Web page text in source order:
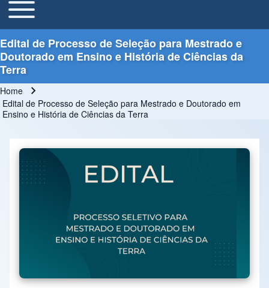
Main Menu
Toggle main menu
Edital de Processo de Seleção para Mestrado e
Doutorado em Ensino e História de Ciências da
Terra
Breadcrumb
Home
Edital de Processo de Seleção para Mestrado e Doutorado em
Ensino e História de Ciências da Terra